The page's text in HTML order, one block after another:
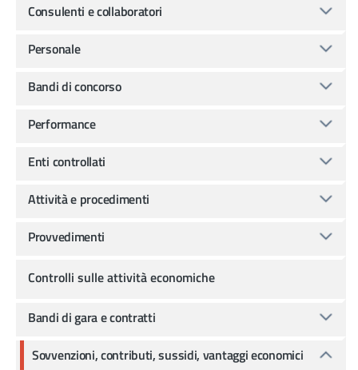
Consulenti e collaboratori
Personale
Bandi di concorso
Performance
Enti controllati
Attività e procedimenti
Provvedimenti
Controlli sulle attività economiche
Bandi di gara e contratti
Sovvenzioni, contributi, sussidi, vantaggi economici